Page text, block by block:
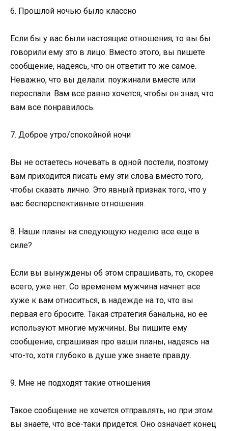
6. Прошлой ночью было классно
Если бы у вас были настоящие отношения, то вы бы
говорили ему это в лицо. Вместо этого, вы пишете
сообщение, надеясь, что он ответит то же самое.
Неважно, что вы делали: поужинали вместе или
переспали. Вам все равно хочется, чтобы он знал, что
вам все понравилось.
7. Доброе утро/спокойной ночи
Вы не остаетесь ночевать в одной постели, поэтому
вам приходится писать ему эти слова вместо того,
чтобы сказать лично. Это явный признак того, что у
вас бесперспективные отношения.
8. Наши планы на следующую неделю все еще в
силе?
Если вы вынуждены об этом спрашивать, то, скорее
всего, уже нет. Со временем мужчина начнет все
хуже к вам относиться, в надежде на то, что вы
первая его бросите. Такая стратегия банальна, но ее
используют многие мужчины. Вы пишите ему
сообщение, спрашивая про ваши планы, надеясь на
что-то, хотя глубоко в душе уже знаете правду.
9. Мне не подходят такие отношения
Такое сообщение не хочется отправлять, но при этом
вы знаете, что все-таки придется. Оно означает конец